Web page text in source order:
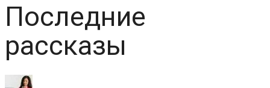
Последние
рассказы